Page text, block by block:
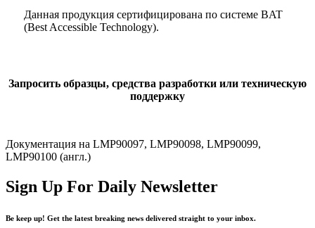
Данная продукция сертифицирована по системе BAT
(Best Accessible Technology).
Запросить образцы, средства разработки или техническую
поддержку
Документация на LMP90097, LMP90098, LMP90099,
LMP90100 (англ.)
Sign Up For Daily Newsletter
Be keep up! Get the latest breaking news delivered straight to your inbox.